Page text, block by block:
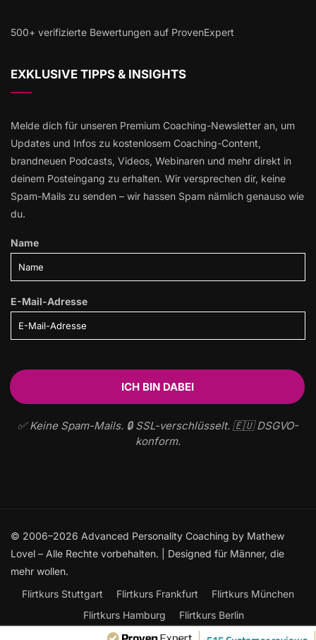
500+ verifizierte Bewertungen auf ProvenExpert
EXKLUSIVE TIPPS & INSIGHTS
Melde dich für unseren Premium Coaching-Newsletter an, um
Updates und Infos zu kostenlosem Coaching-Content,
brandneuen Podcasts, Videos, Webinaren und mehr direkt in
deinem Posteingang zu erhalten. Wir versprechen dir, keine
Spam-Mails zu senden – wir hassen Spam nämlich genauso wie
du.
Name
E-Mail-Adresse
✅ Keine Spam-Mails. 🔒 SSL-verschlüsselt. 🇪🇺 DSGVO-
konform.
© 2006–2026 Advanced Personality Coaching by Mathew
Lovel – Alle Rechte vorbehalten. | Designed für Männer, die
mehr wollen.
Flirtkurs Stuttgart
Flirtkurs Frankfurt
Flirtkurs München
Flirtkurs Hamburg
Flirtkurs Berlin
Frauen ansprechen: Der ultimative Leitfaden